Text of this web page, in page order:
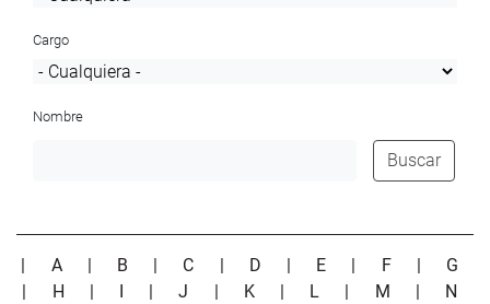
Cargo
Nombre
Buscar
| A | B | C | D | E | F | G
| H | I |J | K | L | M | N